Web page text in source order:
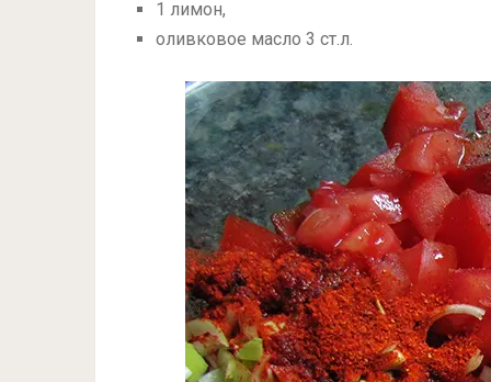
1 лимон,
оливковое масло 3 ст.л.